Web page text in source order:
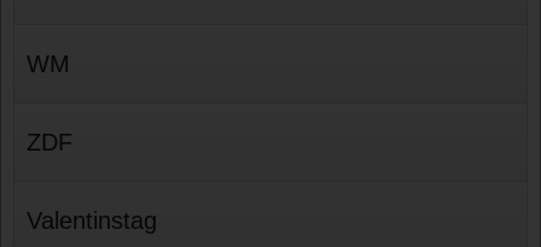
WM
ZDF
Valentinstag